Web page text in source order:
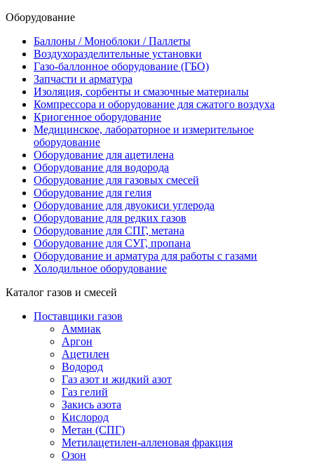
Оборудование
Баллоны / Моноблоки / Паллеты
Воздухоразделительные установки
Газо-баллонное оборудование (ГБО)
Запчасти и арматура
Изоляция, сорбенты и смазочные материалы
Компрессора и оборудование для сжатого воздуха
Криогенное оборудование
Медицинское, лабораторное и измерительное
оборудование
Оборудование для ацетилена
Оборудование для водорода
Оборудование для газовых смесей
Оборудование для гелия
Оборудование для двуокиси углерода
Оборудование для редких газов
Оборудование для СПГ, метана
Оборудование для СУГ, пропана
Оборудование и арматура для работы с газами
Холодильное оборудование
Каталог газов и смесей
Поставщики газов
Аммиак
Аргон
Ацетилен
Водород
Газ азот и жидкий азот
Газ гелий
Закись азота
Кислород
Метан (СПГ)
Метилацетилен-алленовая фракция
Озон